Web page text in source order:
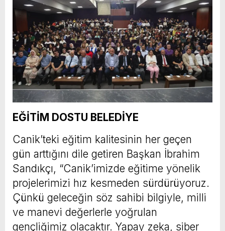
EĞİTİM DOSTU BELEDİYE
Canik’teki eğitim kalitesinin her geçen
gün arttığını dile getiren Başkan İbrahim
Sandıkçı, “Canik’imizde eğitime yönelik
projelerimizi hız kesmeden sürdürüyoruz.
Çünkü geleceğin söz sahibi bilgiyle, milli
ve manevi değerlerle yoğrulan
gençliğimiz olacaktır. Yapay zeka, siber